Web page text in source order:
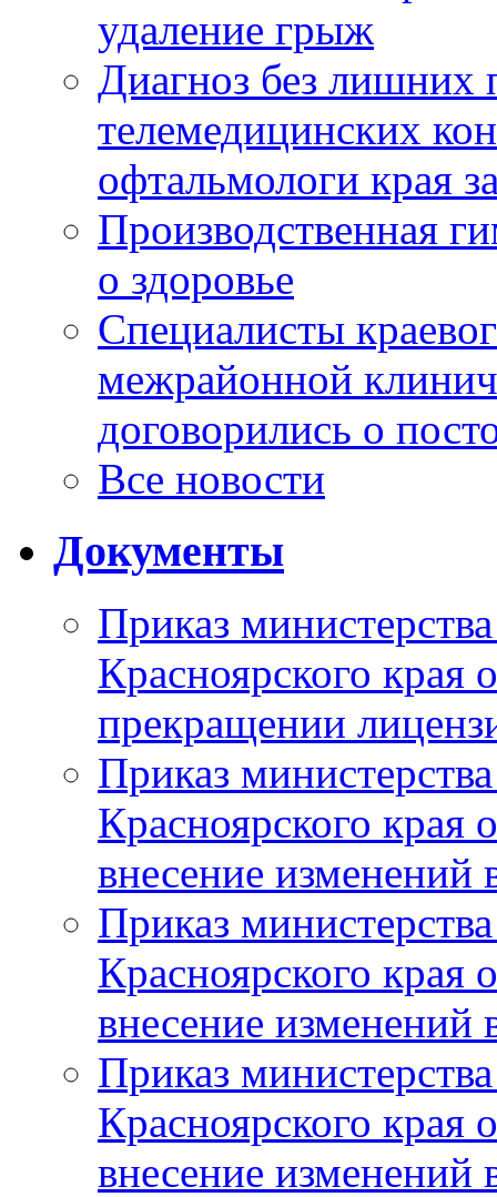
удаление грыж
Диагноз без лишних
телемедицинских
офтальмологи края
Производственная
о здоровье
Специалисты
межрайонной
договорились о
Все новости
Документы
Приказ
Красноярского
прекращении
Приказ
Красноярского
внесение изменений
Приказ
Красноярского
внесение изменений
Приказ
Красноярского
внесение изменений